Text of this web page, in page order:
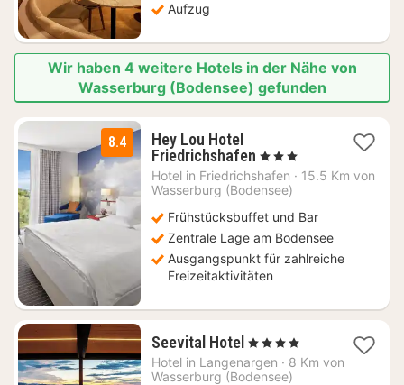
Aufzug
Wir haben 4 weitere Hotels in der Nähe von
Wasserburg (Bodensee) gefunden
8.4
Hey Lou Hotel
Friedrichshafen 2
Nächte
ab
€
, 3 Sterne
Hotel in Friedrichshafen · 15.5 Km von
Wasserburg (Bodensee)
Frühstücksbuffet und Bar
Zentrale Lage am Bodensee
Ausgangspunkt für zahlreiche
Freizeitaktivitäten
Seevital Hotel 1
Nacht
ab
, 4 Sterne
Hotel in Langenargen · 8 Km von
Wasserburg (Bodensee)